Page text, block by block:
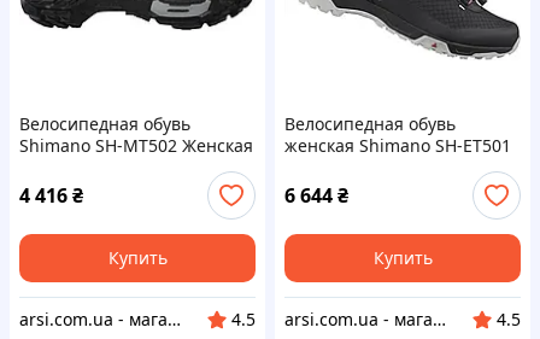
Велосипедная обувь
Shimano SH-MT502 Женская
4 416₴
Купить
arsi.com.ua - магазин техники
4.5
Велосипедная обувь
женская Shimano SH-ET501
6 644₴
Купить
arsi.com.ua - магазин техники
4.5